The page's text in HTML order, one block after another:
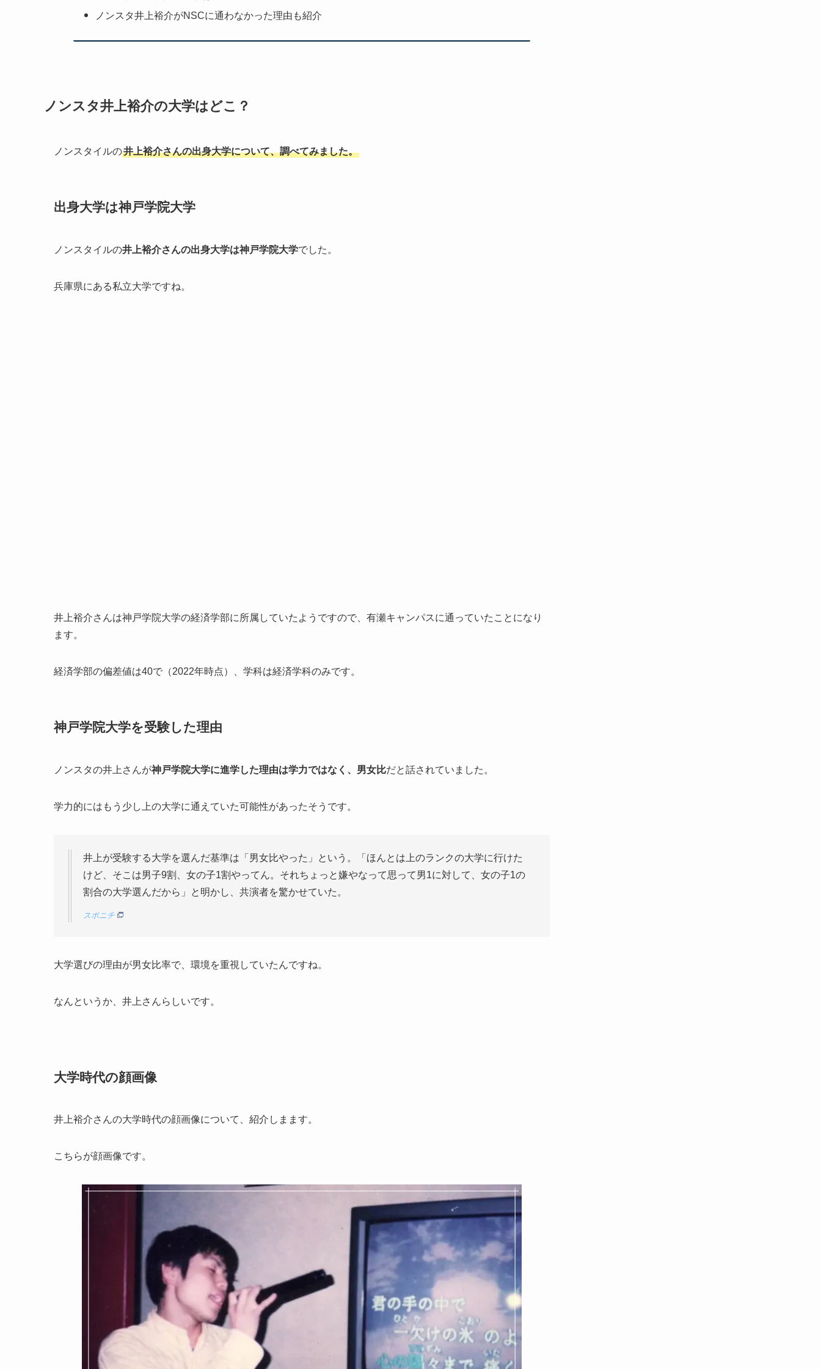
ノンスタ井上裕介がNSCに通わなかった理由も紹介
ノンスタ井上裕介の大学はどこ？
ノンスタイルの井上裕介さんの出身大学について、調べてみました。
出身大学は神戸学院大学
ノンスタイルの井上裕介さんの出身大学は神戸学院大学でした。
兵庫県にある私立大学ですね。
井上裕介さんは神戸学院大学の経済学部に所属していたようですので、有瀬キャンパスに通っていたことになり
ます。
経済学部の偏差値は40で（2022年時点）、学科は経済学科のみです。
神戸学院大学を受験した理由
ノンスタの井上さんが神戸学院大学に進学した理由は学力ではなく、男女比だと話されていました。
学力的にはもう少し上の大学に通えていた可能性があったそうです。
井上が受験する大学を選んだ基準は「男女比やった」という。「ほんとは上のランクの大学に行けた
けど、そこは男子9割、女の子1割やってん。それちょっと嫌やなって思って男1に対して、女の子1の
割合の大学選んだから」と明かし、共演者を驚かせていた。
スポニチ
大学選びの理由が男女比率で、環境を重視していたんですね。
なんというか、井上さんらしいです。
大学時代の顔画像
井上裕介さんの大学時代の顔画像について、紹介しまます。
こちらが顔画像です。